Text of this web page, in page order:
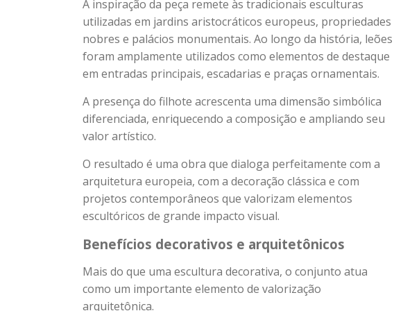
A inspiração da peça remete às tradicionais esculturas
utilizadas em jardins aristocráticos europeus, propriedades
nobres e palácios monumentais. Ao longo da história, leões
foram amplamente utilizados como elementos de destaque
em entradas principais, escadarias e praças ornamentais.
A presença do filhote acrescenta uma dimensão simbólica
diferenciada, enriquecendo a composição e ampliando seu
valor artístico.
O resultado é uma obra que dialoga perfeitamente com a
arquitetura europeia, com a decoração clássica e com
projetos contemporâneos que valorizam elementos
escultóricos de grande impacto visual.
Benefícios decorativos e arquitetônicos
Mais do que uma escultura decorativa, o conjunto atua
como um importante elemento de valorização
arquitetônica.